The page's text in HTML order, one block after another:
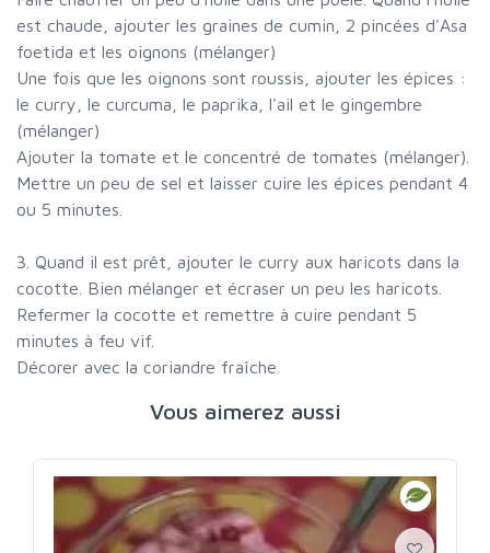
est chaude, ajouter les graines de cumin, 2 pincées d'Asa
foetida et les oignons (mélanger)
Une fois que les oignons sont roussis, ajouter les épices :
le curry, le curcuma, le paprika, l'ail et le gingembre
(mélanger)
Ajouter la tomate et le concentré de tomates (mélanger).
Mettre un peu de sel et laisser cuire les épices pendant 4
ou 5 minutes.
3. Quand il est prêt, ajouter le curry aux haricots dans la
cocotte. Bien mélanger et écraser un peu les haricots.
Refermer la cocotte et remettre à cuire pendant 5
minutes à feu vif.
Décorer avec la coriandre fraîche.
Vous aimerez aussi